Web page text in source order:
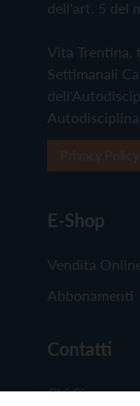
dell'art. 5 del
Vita Trentina,
Settimanali
E-Shop
Vendita
Abbonamenti
Contatti
Chi Siamo